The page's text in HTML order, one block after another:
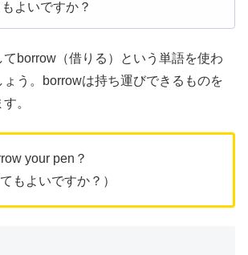
よいですか？
てborrow（借りる）という単語を使わ
う。borrowは持ち運びできるものを
。
your pen？
もよいですか？）